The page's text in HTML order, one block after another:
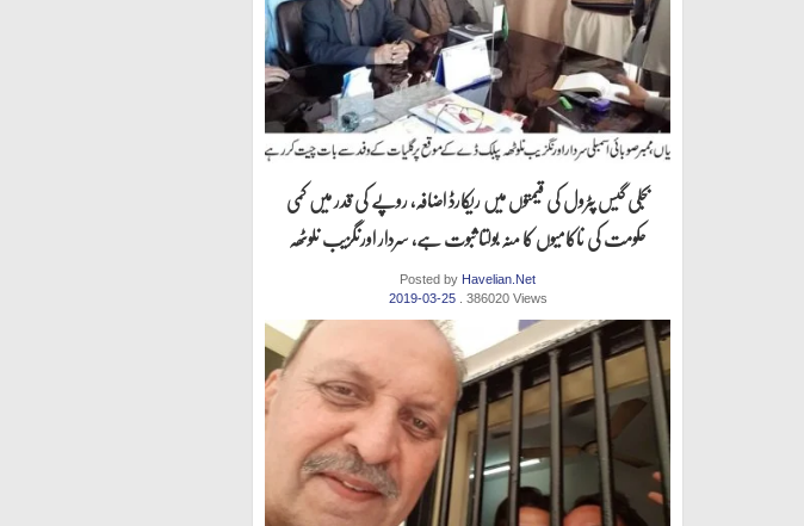
بجلی گیس پٹرول کی قیمتوں میں ریکارڈ اضافہ، روپے کی قدر میں کمی
حکومت کی ناکامیوں کا منہ بولتا ثبوت ہے، سردار اورنگزیب نلوٹھہ
Posted by Havelian.Net
2019-03-25
. 386020 Views